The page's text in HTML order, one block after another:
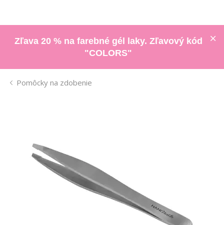
Zľava 20 % na farebné gél laky. Zľavový kód
"COLORS"
Pomôcky na zdobenie